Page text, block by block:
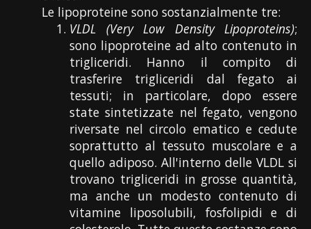
Le lipoproteine sono sostanzialmente tre:
VLDL (Very Low Density Lipoproteins);
sono lipoproteine ad alto contenuto in
trigliceridi. Hanno il compito di
trasferire trigliceridi dal fegato ai
tessuti; in particolare, dopo essere
state sintetizzate nel fegato, vengono
riversate nel circolo ematico e cedute
soprattutto al tessuto muscolare e a
quello adiposo. All'interno delle VLDL si
trovano trigliceridi in grosse quantità,
ma anche un modesto contenuto di
vitamine liposolubili, fosfolipidi e di